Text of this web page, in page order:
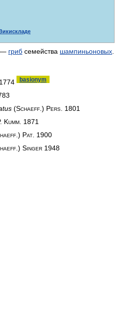
гриб семейства шампиньоновых
basionym
(Schaeff.) Pers. 1801
1871
Pat. 1900
Singer 1948